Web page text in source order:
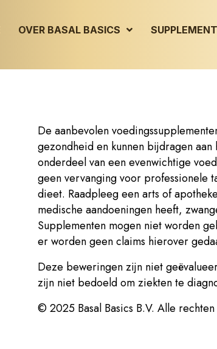
OVER BASAL BASICS
De aanbevolen
gezondheid en kunnen bijdragen
onderdeel van een evenwichtige
geen vervanging voor professionele
dieet. Raadpleeg een arts of
medische aandoeningen heeft,
Supplementen mogen niet worden
er worden geen claims hierover
Deze beweringen zijn niet
zijn niet bedoeld om ziekten te
© 2025 Basal Basics B.V. Alle